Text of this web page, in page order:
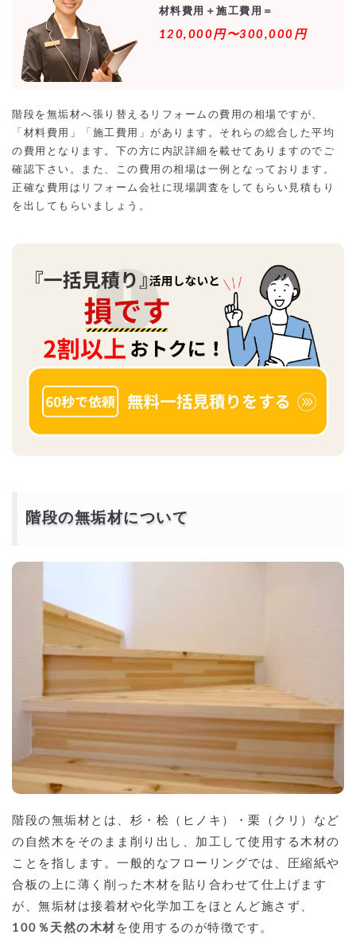
材料費用＋施工費用＝
120,000円〜300,000円
階段を無垢材へ張り替えるリフォームの費用の相場ですが、
「材料費用」「施工費用」があります。それらの総合した平均
の費用となります。下の方に内訳詳細を載せてありますのでご
確認下さい。また、この費用の相場は一例となっております。
正確な費用はリフォーム会社に現場調査をしてもらい見積もり
を出してもらいましょう。
階段の無垢材について
階段の無垢材とは、杉・桧（ヒノキ）・栗（クリ）など
の自然木をそのまま削り出し、加工して使用する木材の
ことを指します。一般的なフローリングでは、圧縮紙や
合板の上に薄く削った木材を貼り合わせて仕上げます
が、無垢材は接着材や化学加工をほとんど施さず、
100％天然の木材 を使用するのが特徴です。